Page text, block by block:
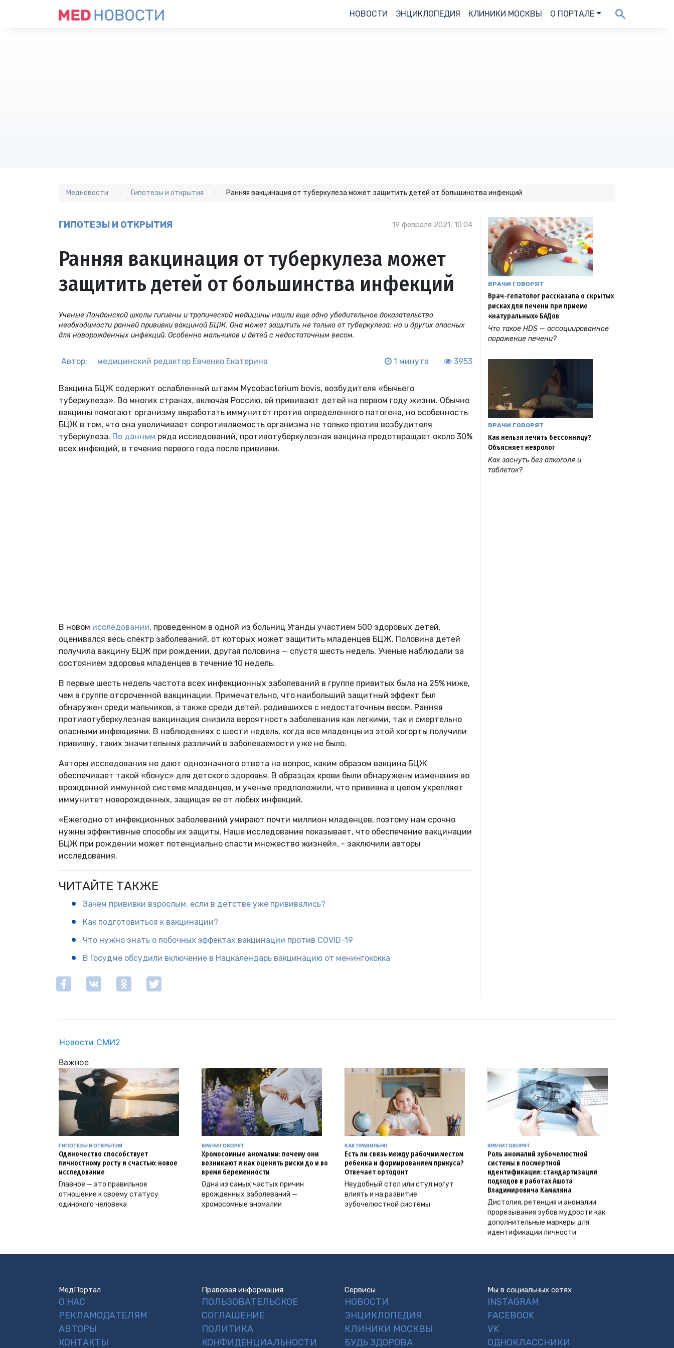
НОВОСТИ ЭНЦИКЛОПЕДИЯ КЛИНИКИ МОСКВЫ О ПОРТАЛЕ
Медновости Гипотезы и открытия Ранняя вакцинация от туберкулеза может защитить детей от большинства инфекций
ГИПОТЕЗЫ И ОТКРЫТИЯ 19 февраля 2021, 10:04
Ранняя вакцинация от туберкулеза может
защитить детей от большинства инфекций
Ученые Лондонской школы гигиены и тропической медицины нашли еще одно убедительное доказательство
необходимости ранней прививки вакциной БЦЖ. Она может защитить не только от туберкулеза, но и других опасных
для новорожденных инфекций. Особенно мальчиков и детей с недостаточным весом.
Автор: медицинский редактор Евченко Екатерина 1 минута 3953
Вакцина БЦЖ содержит ослабленный штамм Mycobacterium bovis, возбудителя «бычьего
туберкулеза». Во многих странах, включая Россию, ей прививают детей на первом году жизни. Обычно
вакцины помогают организму выработать иммунитет против определенного патогена, но особенность
БЦЖ в том, что она увеличивает сопротивляемость организма не только против возбудителя
туберкулеза. По данным ряда исследований, противотуберкулезная вакцина предотвращает около 30%
всех инфекций, в течение первого года после прививки.
В новом исследовании, проведенном в одной из больниц Уганды участием 500 здоровых детей,
оценивался весь спектр заболеваний, от которых может защитить младенцев БЦЖ. Половина детей
получила вакцину БЦЖ при рождении, другая половина — спустя шесть недель. Ученые наблюдали за
состоянием здоровья младенцев в течение 10 недель.
В первые шесть недель частота всех инфекционных заболеваний в группе привитых была на 25% ниже,
чем в группе отсроченной вакцинации. Примечательно, что наибольший защитный эффект был
обнаружен среди мальчиков, а также среди детей, родившихся с недостаточным весом. Ранняя
противотуберкулезная вакцинация снизила вероятность заболевания как легкими, так и смертельно
опасными инфекциями. В наблюдениях с шести недель, когда все младенцы из этой когорты получили
прививку, таких значительных различий в заболеваемости уже не было.
Авторы исследования не дают однозначного ответа на вопрос, каким образом вакцина БЦЖ
обеспечивает такой «бонус» для детского здоровья. В образцах крови были обнаружены изменения во
врожденной иммунной системе младенцев, и ученые предположили, что прививка в целом укрепляет
иммунитет новорожденных, защищая ее от любых инфекций.
«Ежегодно от инфекционных заболеваний умирают почти миллион младенцев, поэтому нам срочно
нужны эффективные способы их защиты. Наше исследование показывает, что обеспечение вакцинации
БЦЖ при рождении может потенциально спасти множество жизней», - заключили авторы
исследования.
ЧИТАЙТЕ ТАКЖЕ
Зачем прививки взрослым, если в детстве уже прививались?
Как подготовиться к вакцинации?
Что нужно знать о побочных эффектах вакцинации против COVID-19
В Госудме обсудили включение в Нацкалендарь вакцинацию от менингококка
ВРАЧИ ГОВОРЯТ
Врач-гепатолог рассказала о скрытых
рисках для печени при приеме
«натуральных» БАДов
Что такое HDS — ассоциированное
поражение печени?
ВРАЧИ ГОВОРЯТ
Как нельзя лечить бессонницу?
Объясняет невролог
Как заснуть без алкоголя и
таблеток?
Новости СМИ2
Важное
ГИПОТЕЗЫ И ОТКРЫТИЯ
Одиночество способствует
личностному росту и счастью: новое
исследование
Главное — это правильное
отношение к своему статусу
одинокого человека
ВРАЧИ ГОВОРЯТ
Хромосомные аномалии: почему они
возникают и как оценить риски до и во
время беременности
Одна из самых частых причин
врожденных заболеваний —
хромосомные аномалии
КАК ПРАВИЛЬНО
Есть ли связь между рабочим местом
ребенка и формированием прикуса?
Отвечает ортодонт
Неудобный стол или стул могут
влиять и на развитие
зубочелюстной системы
ВРАЧИ ГОВОРЯТ
Роль аномалий зубочелюстной
системы в посмертной
идентификации: стандартизация
подходов в работах Ашота
Владимировича Камаляна
Дистопия, ретенция и аномалии
прорезывания зубов мудрости как
дополнительные маркеры для
идентификации личности
МедПортал
О НАС
РЕКЛАМОДАТЕЛЯМ
АВТОРЫ
КОНТАКТЫ
Правовая информация
ПОЛЬЗОВАТЕЛЬСКОЕ
СОГЛАШЕНИЕ
ПОЛИТИКА
КОНФИДЕНЦИАЛЬНОСТИ
Сервисы
НОВОСТИ
ЭНЦИКЛОПЕДИЯ
КЛИНИКИ МОСКВЫ
БУДЬ ЗДОРОВА
Мы в социальных сетях
INSTAGRAM
FACEBOOK
VK
ОДНОКЛАССНИКИ